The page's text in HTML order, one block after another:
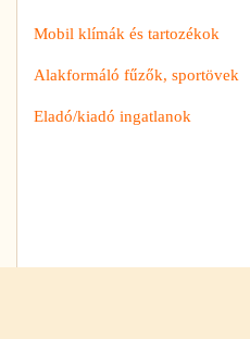
Mobil klímák és tartozékok
Alakformáló fűzők, sportövek
Eladó/kiadó ingatlanok